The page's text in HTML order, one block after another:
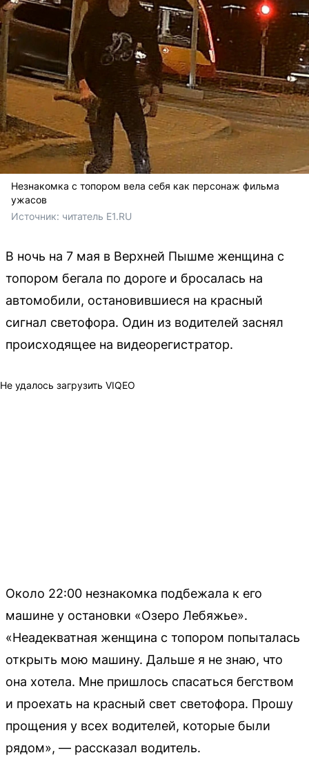
Незнакомка с топором вела себя как персонаж фильма
ужасов
Источник: читатель E1.RU
В ночь на 7 мая в Верхней Пышме женщина с
топором бегала по дороге и бросалась на
автомобили, остановившиеся на красный
сигнал светофора. Один из водителей заснял
происходящее на видеорегистратор.
Не удалось загрузить VIQEO
Около 22:00 незнакомка подбежала к его
машине у остановки «Озеро Лебяжье».
«Неадекватная женщина с топором попыталась
открыть мою машину. Дальше я не знаю, что
она хотела. Мне пришлось спасаться бегством
и проехать на красный свет светофора. Прошу
прощения у всех водителей, которые были
рядом», — рассказал водитель.